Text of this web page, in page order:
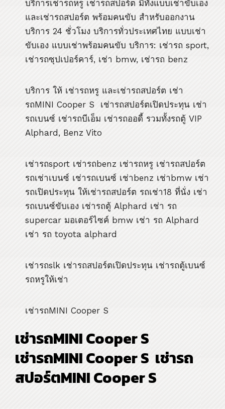
บริการเช่ารถหรู เช่ารถสปอร์ต มีทั้งแบบเช่าขับเอง
และเช่ารถสปอร์ต พร้อมคนขับ สำหรับออกงาน
บริการ 24 ชั่วโมง บริการทั่วประเทศไทย แบบเช่า
ขับเอง แบบเช่าพร้อมคนขับ บริการ: เช่ารถ sport,
เช่ารถซุปเปอร์คาร์, เช่า bmw, เช่ารถ benz
บริการ ให้ เช่ารถหรู และเช่ารถสปอร์ต เช่า
รถMINI Cooper S เช่ารถสปอร์ตเปิดประทุน เช่า
รถเบนซ์ เช่ารถบีเอ็ม เช่ารถออดี้ รวมทั้งรถตู้ VIP
Alphard, Benz Vito
เช่ารถsport เช่ารถbenz เช่ารถหรู เช่ารถสปอร์ต
รถเช่าเบนซ์ เช่ารถเบนซ์ เช่าbenz เช่าbmw เช่า
รถเปิดประทุน ให้เช่ารถสปอร์ต รถเช่า18 ที่นั่ง เช่า
รถเบนซ์ขับเอง เช่ารถตู้ Alphard เช่า รถ
supercar มอเตอร์ไซค์ bmw เช่า รถ Alphard
เช่า รถ toyota alphard
เช่ารถslk เช่ารถสปอร์ตเปิดประทุน เช่ารถตู้เบนซ์
รถหรูให้เช่า
เช่ารถMINI Cooper S
เช่ารถMINI Cooper S
เช่ารถMINI Cooper S เช่ารถ
สปอร์ตMINI Cooper S